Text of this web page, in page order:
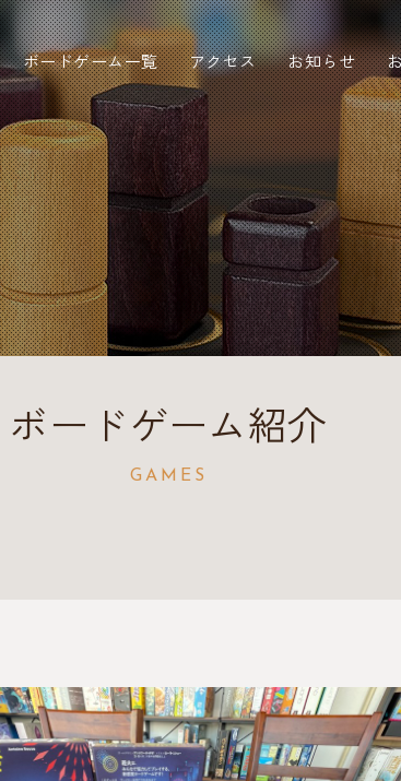
ボードゲーム一覧 アクセス お知らせ
ボードゲーム紹介
GAMES